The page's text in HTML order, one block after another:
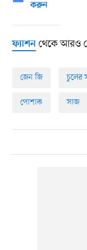
করুন
ফ্যাশনথেকে আরও
জেন জি চুলের
পোশাক সাজ